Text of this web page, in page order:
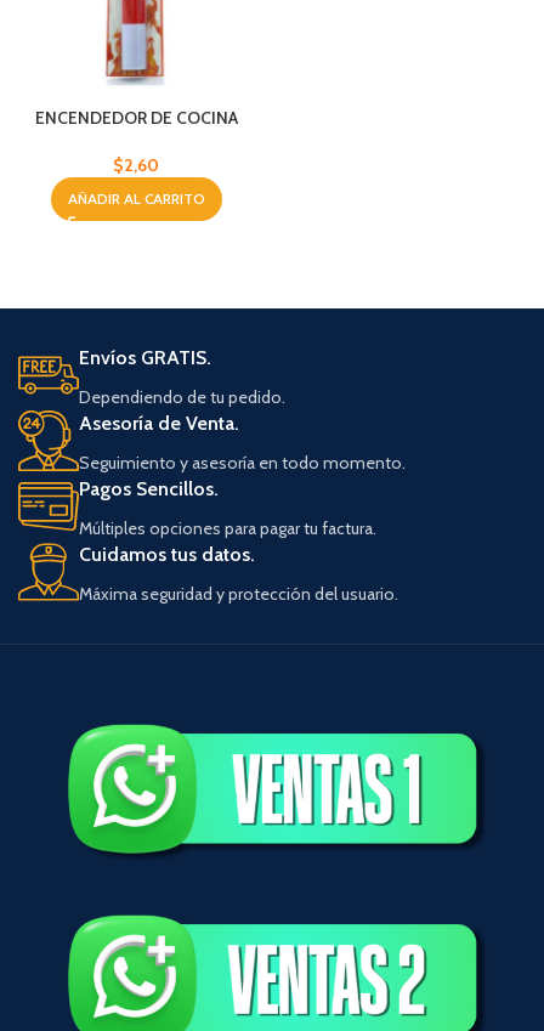
ENCENDEDOR DE COCINA
$2,60
AÑADIR AL CARRITO
Envíos GRATIS.
Dependiendo de tu pedido.
Asesoría de Venta.
Seguimiento y asesoría en todo momento.
Pagos Sencillos.
Múltiples opciones para pagar tu factura.
Cuidamos tus datos.
Máxima seguridad y protección del usuario.